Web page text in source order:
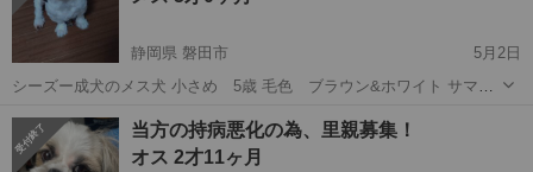
静岡県 磐田市
5月2日
シーズー成犬のメス犬 小さめ 5歳 毛色 ブラウン&ホワイト サマー
しています 甘えん坊な子です トイレのしつけは出来てません 健康良
好です ワクチン接...
静岡 磐田市 シーズー ワクチン
当方の持病悪化の為、里親募集！
オス 2才11ヶ月